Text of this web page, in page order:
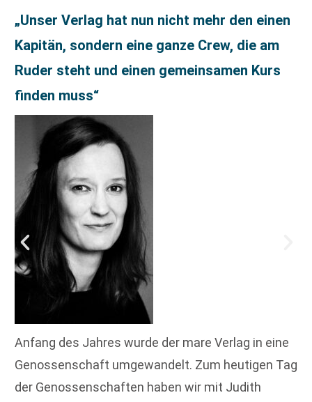
„Unser Verlag hat nun nicht mehr den einen
Kapitän, sondern eine ganze Crew, die am
Ruder steht und einen gemeinsamen Kurs
finden muss“
Anfang des Jahres wurde der mare Verlag in eine
Genossenschaft umgewandelt. Zum heutigen Tag
der Genossenschaften haben wir mit Judith